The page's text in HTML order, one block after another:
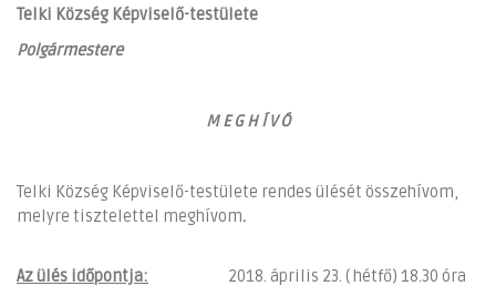
Telki Község Képviselő-testülete
Polgármestere
M E G H Í V Ó
Telki Község Képviselő-testülete rendes ülését összehívom,
melyre tisztelettel meghívom.
Az ülés időpontja: 2018. április 23. ( hétfő) 18.30 óra